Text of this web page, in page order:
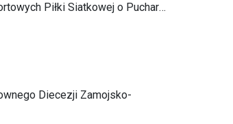
Piłki Siatkowej o Puchar
Diecezji Zamojsko-